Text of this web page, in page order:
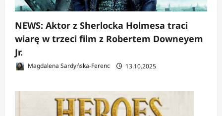
NEWS: Aktor z Sherlocka Holmesa traci
wiarę w trzeci film z Robertem Downeyem
Jr.
Magdalena Sardyńska-Ferenc 13.10.2025